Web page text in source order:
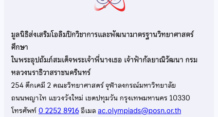
มูลนิธิส่งเสริมโอลิมปิกวิชาการและพัฒนามาตรฐานวิทยาศาสตร์
ศึกษา
ในพระอุปถัมภ์สมเด็จพระเจ้าพี่นางเธอ เจ้าฟ้ากัลยาณิวัฒนา กรม
หลวงนราธิวาสราชนครินทร์
254 ตึกเคมี 2 คณะวิทยาศาสตร์ จุฬาลงกรณ์มหาวิทยาลัย
ถนนพญาไท แขวงวังใหม่ เขตปทุมวัน กรุงเทพมหานคร 10330
โทรศัพท์0 2252 8916อีเมลac.olympiads@posn.or.th